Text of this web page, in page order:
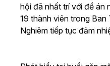
hội đã nhất trí với đề án
19 thành viên trong
Nghiêm tiếp tục đảm